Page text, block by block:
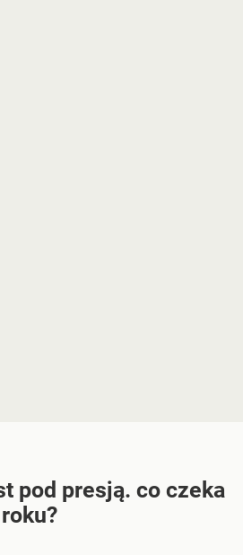
pod presją. co czeka